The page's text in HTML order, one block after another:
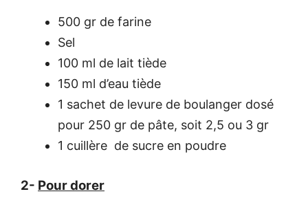
500 gr de farine
Sel
100 ml de lait tiède
150 ml d’eau tiède
1 sachet de levure de boulanger dosé
pour 250 gr de pâte, soit 2,5 ou 3 gr
1 cuillère de sucre en poudre
2- Pour dorer